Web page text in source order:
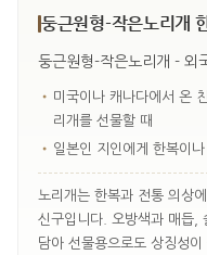
둥근원형-작은노리개
둥근원형-작은노리개 - 외
• 미국이나 캐나다에서 온
리개를 선물할 때
• 일본인 지인에게 한복이
노리개는 한복과 전통 의상
신구입니다. 오방색과 매듭,
담아 선물용으로도 상징성이